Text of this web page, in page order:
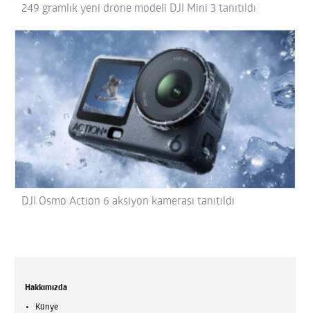
249 gramlık yeni drone modeli DJI Mini 3 tanıtıldı
DJI Osmo Action 6 aksiyon kamerası tanıtıldı
Hakkımızda
Künye